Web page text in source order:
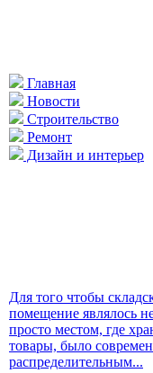
Главная
Новости
Строительство
Ремонт
Дизайн и интерьер
Для того чтобы
помещение являлось
просто местом, где
товары, было
распределительным...